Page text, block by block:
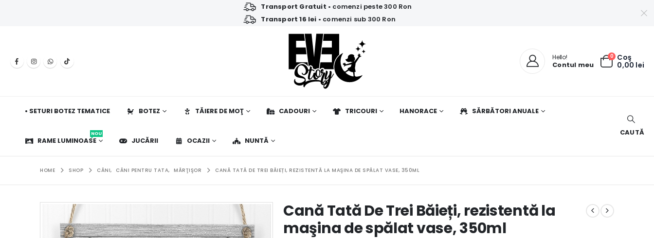
Transport Gratuit • comenzi peste 300 Ron
Transport 16 lei • comenzi sub 300 Ron
Hello!
Contul meu
0 Coş
0,00 lei
• SETURI BOTEZ TEMATICE BOTEZ TĂIERE DE MOŢ CADOURI TRICOURI HANORACE SĂRBĂTORI ANUALE
RAME LUMINOASE
NOU
JUCĂRII OCAZII NUNTĂ
CAUTĂ
HOME SHOP CĂNI, CĂNI PENTRU TATA, MĂRŢIŞOR CANĂ TATĂ DE TREI BĂIEȚI, REZISTENTĂ LA MAŞINA DE SPĂLAT VASE, 350ML
Cană Tată De Trei Băieți, rezistentă la
maşina de spălat vase, 350ml